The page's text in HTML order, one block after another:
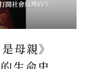
母親》